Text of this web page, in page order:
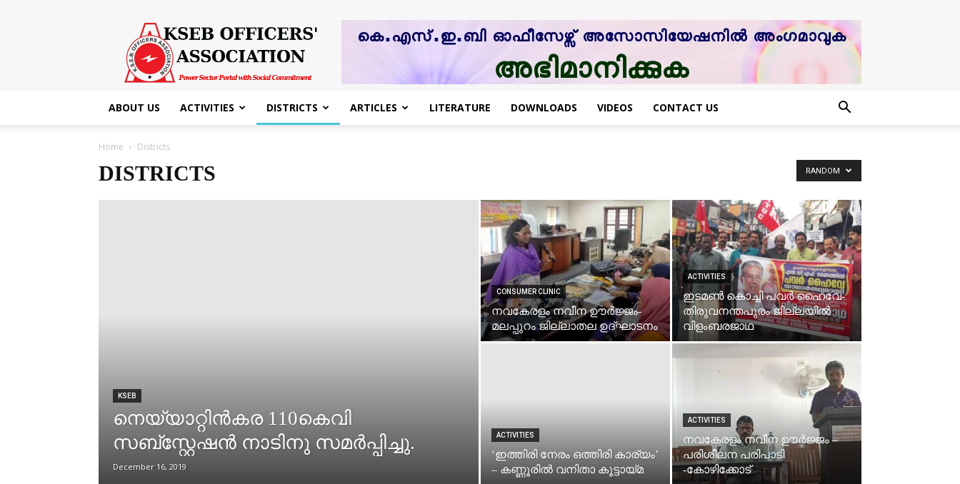
KSEB
Officers'
Association
ABOUT US ACTIVITIES DISTRICTS ARTICLES LITERATURE DOWNLOADS VIDEOS CONTACT US
Home Districts
DISTRICTS RANDOM
KSEB
നെയ്യാറ്റിൻകര 110കെവി
സബ്സ്റ്റേഷൻ നാടിനു സമർപ്പിച്ചു.
December 16, 2019
CONSUMER CLINIC
നവകേരളം നവീന ഊർജ്ജം-
മലപ്പുറം ജില്ലാതല ഉദ്ഘാടനം
ACTIVITIES
ഇടമൺ കൊച്ചി പവർ ഹൈവേ-
തിരുവനന്തപുരം ജില്ലയിൽ
വിളംബരജാഥ
ACTIVITIES
‘ഇത്തിരി നേരം ഒത്തിരി കാര്യം’
– കണ്ണൂരില്‍ വനിതാ കൂട്ടായ്മ
ACTIVITIES
നവകേരളം നവീന ഊർജ്ജം –
പരിശീലന പരിപാടി
-കോഴിക്കോട്